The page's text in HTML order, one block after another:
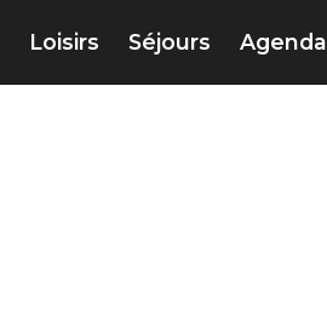
Loisirs Séjours Agenda